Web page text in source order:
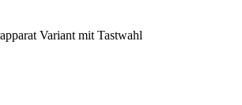
Variant mit Tastwahl